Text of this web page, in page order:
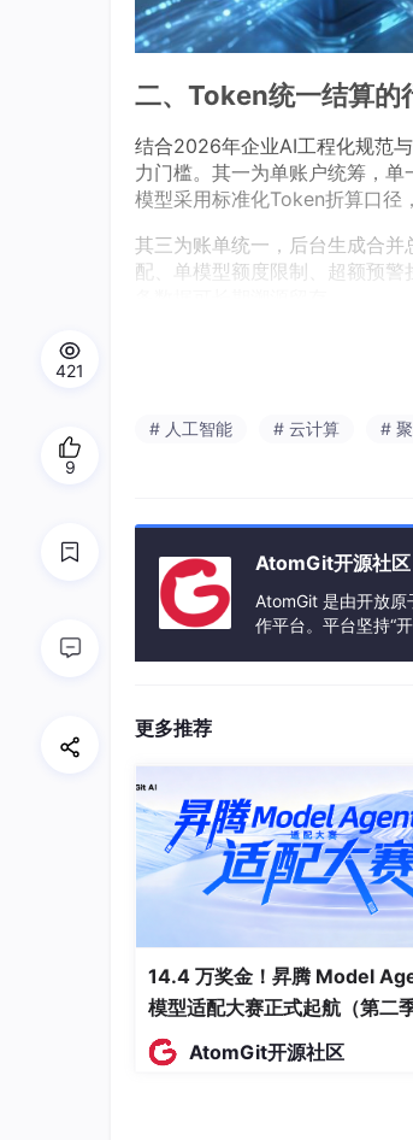
二、Token统一结算的
结合2026年企业AI工程化规范
力门槛。其一为单账户统筹，
模型采用标准化Token折算口径
其三为账单统一，后台生成合
配、单模型额度限制、超额预
三、主流多模型聚合
称
力
算聚合
API
一结算，无账户拆
分
非线智
能API
基础模型统一结
动
算，闭源模型单独
计费
OneAP
支持自定义统一结
算，需自主配置规
则
四、标杆平台解析：星
实测数据表明，星宇智算聚合
# 人工智能 # 云计算 #
AtomGit开源社区
AtomGit 是由开放
作平台。平台坚持“
更多推荐
14.4 万奖金！昇腾 Model
模型适配大赛正式起航（第二季
AtomGit开源社区
421
9